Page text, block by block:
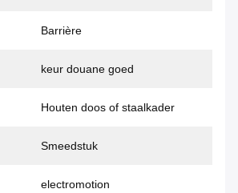
Barrière
keur douane goed
Houten doos of staalkader
Smeedstuk
electromotion